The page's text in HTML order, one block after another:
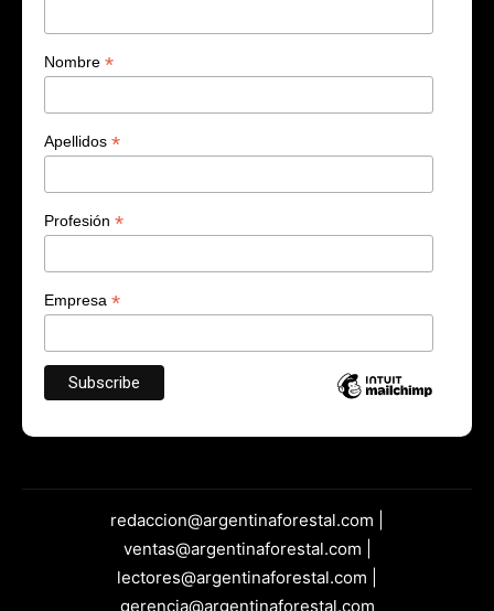
Nombre *
Apellidos *
Profesión *
Empresa *
redaccion@argentinaforestal.com |
ventas@argentinaforestal.com |
lectores@argentinaforestal.com |
gerencia@argentinaforestal.com